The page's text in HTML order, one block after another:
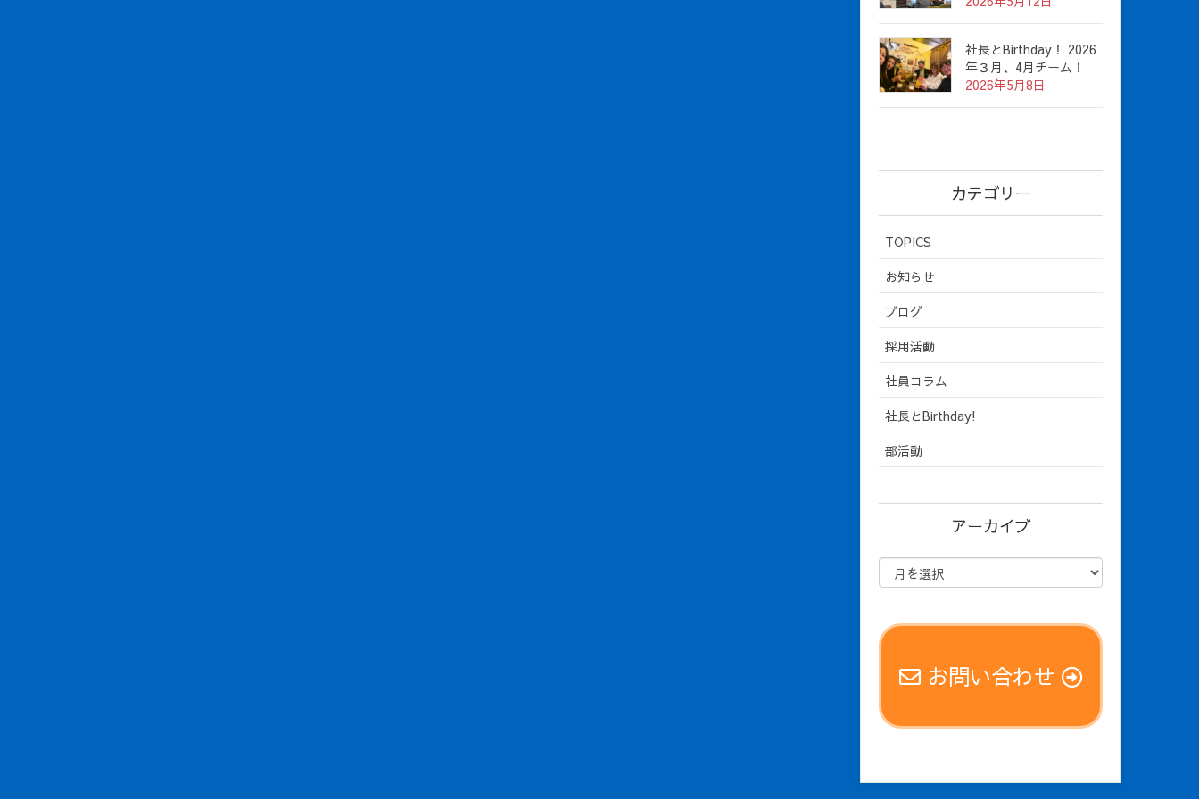
社長とBirthday！ 2026
年３月、4月チーム！
2026年5月8日
カテゴリー
TOPICS
お知らせ
ブログ
採用活動
社員コラム
社長とBirthday!
部活動
アーカイブ
お問い合わせ